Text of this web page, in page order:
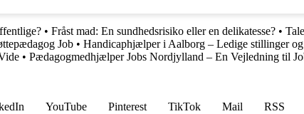
• Fråst mad: En sundhedsrisiko eller en delikatesse? •
Job • Handicaphjælper i Aalborg – Ledige stillinger
• Pædagogmedhjælper Jobs Nordjylland – En Vejledning til
YouTube Pinterest TikTok Mail
RSS